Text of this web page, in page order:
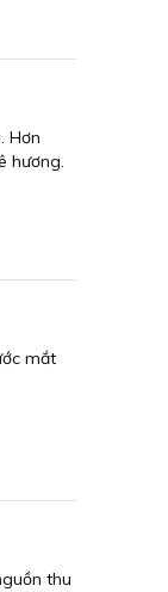
Hơn
hương.
mắt
thu